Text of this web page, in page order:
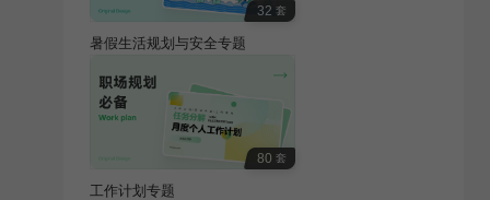
32 套
暑假生活规划与安全专题
80 套
工作计划专题